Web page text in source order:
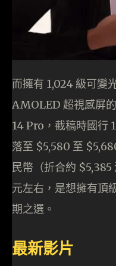
而擁有 1,024 級可變
AMOLED 超視感屏
14 Pro，截稿時國行
落至 $5,580 至
民幣（折合約
元左右，是想擁有頂
期之選。
最新影片